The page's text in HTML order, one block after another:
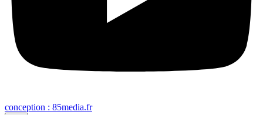
conception : 85media.fr